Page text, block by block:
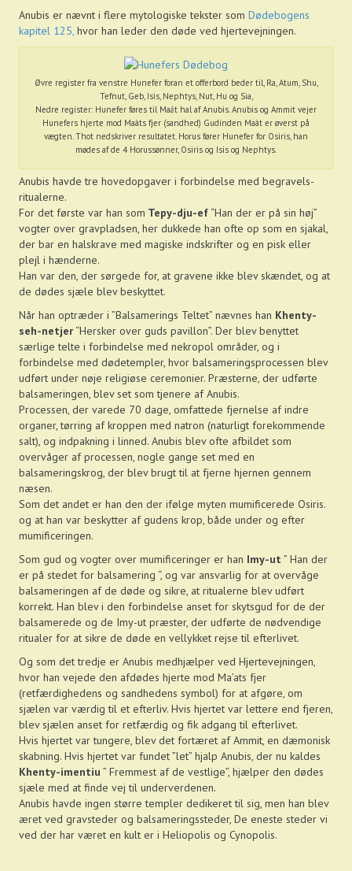
Anubis er nævnt i flere mytologiske tekster som Dødebogens
kapitel 125, hvor han leder den døde ved hjertevejningen.
Øvre register fra venstre Hunefer foran et offerbord beder til, Ra, Atum, Shu,
Tefnut, Geb, Isis, Nephtys, Nut, Hu og Sia,
Nedre register: Hunefer føres til Maát hal af Anubis. Anubis og Ammit vejer
Hunefers hjerte mod Maàts fjer (sandhed) Gudinden Maàt er øverst på
vægten. Thot nedskriver resultatet. Horus fører Hunefer for Osiris, han
mødes af de 4 Horussønner, Osiris og Isis og Nephtys.
Anubis havde tre hovedopgaver i forbindelse med begravels-
ritualerne.
For det første var han som Tepy-dju-ef “Han der er på sin høj”
vogter over gravpladsen, her dukkede han ofte op som en sjakal,
der bar en halskrave med magiske indskrifter og en pisk eller
plejl i hænderne.
Han var den, der sørgede for, at gravene ikke blev skændet, og at
de dødes sjæle blev beskyttet.
Når han optræder i ”Balsamerings Teltet” nævnes han Khenty-
seh-netjer “Hersker over guds pavillon”. Der blev benyttet
særlige telte i forbindelse med nekropol områder, og i
forbindelse med dødetempler, hvor balsameringsprocessen blev
udført under nøje religiøse ceremonier. Præsterne, der udførte
balsameringen, blev set som tjenere af Anubis.
Processen, der varede 70 dage, omfattede fjernelse af indre
organer, tørring af kroppen med natron (naturligt forekommende
salt), og indpakning i linned. Anubis blev ofte afbildet som
overvåger af processen, nogle gange set med en
balsameringskrog, der blev brugt til at fjerne hjernen gennem
næsen.
Som det andet er han den der ifølge myten mumificerede Osiris.
og at han var beskytter af gudens krop, både under og efter
mumificeringen.
Som gud og vogter over mumificeringer er han Imy-ut ” Han der
er på stedet for balsamering “, og var ansvarlig for at overvåge
balsameringen af de døde og sikre, at ritualerne blev udført
korrekt. Han blev i den forbindelse anset for skytsgud for de der
balsamerede og de Imy-ut præster, der udførte de nødvendige
ritualer for at sikre de døde en vellykket rejse til efterlivet.
Og som det tredje er Anubis medhjælper ved Hjertevejningen,
hvor han vejede den afdødes hjerte mod Ma’ats fjer
(retfærdighedens og sandhedens symbol) for at afgøre, om
sjælen var værdig til et efterliv. Hvis hjertet var lettere end fjeren,
blev sjælen anset for retfærdig og fik adgang til efterlivet.
Hvis hjertet var tungere, blev det fortæret af Ammit, en dæmonisk
skabning. Hvis hjertet var fundet ”let” hjalp Anubis, der nu kaldes
Khenty-imentiu” Fremmest af de vestlige”, hjælper den dødes
sjæle med at finde vej til underverdenen.
Anubis havde ingen større templer dedikeret til sig, men han blev
æret ved gravsteder og balsameringssteder, De eneste steder vi
ved der har været en kult er i Heliopolis og Cynopolis.